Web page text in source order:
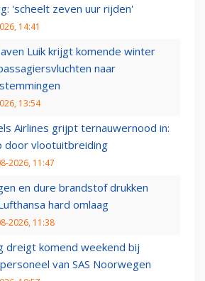
'scheelt zeven uur rijden'
14:41
Luik krijgt komende winter
naar
13:54
Airlines grijpt ternauwernood in:
door vlootuitbreiding
2026, 11:47
en dure brandstof drukken
hard omlaag
2026, 11:38
dreigt komend weekend bij
van SAS Noorwegen